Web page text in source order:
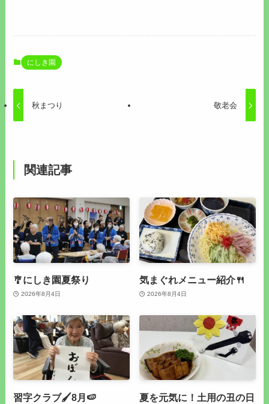
にしき園
秋まつり 敬老会
関連記事
🎐にしき園夏祭り
2026年8月4日
気まぐれメニュー紹介🍴
2026年8月4日
習字クラブ🖌8月🍉
夏を元気に！土用の丑の日